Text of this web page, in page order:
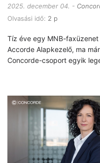
2025. december 04.
Olvasási idő: 2 p
Tíz éve egy MNB-
Accorde Alapkezelő, ma
Concorde-csoport egyik